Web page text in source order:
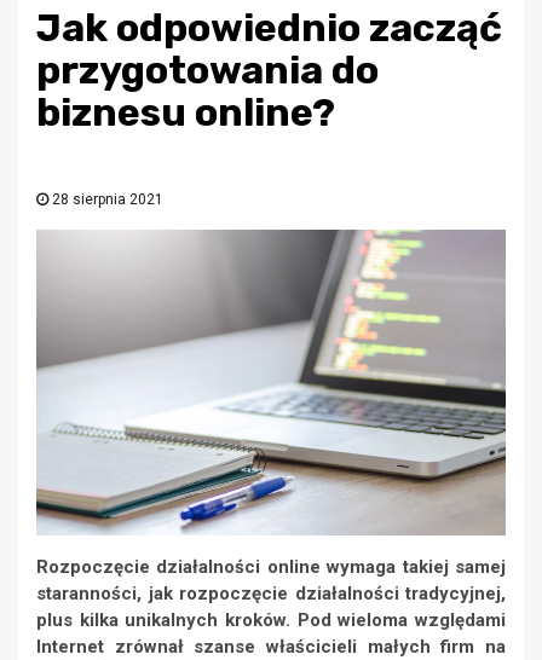
Jak odpowiednio zacząć
przygotowania do
biznesu online?
28 sierpnia 2021
Rozpoczęcie działalności online wymaga takiej samej
staranności, jak rozpoczęcie działalności tradycyjnej,
plus kilka unikalnych kroków. Pod wieloma względami
Internet zrównał szanse właścicieli małych firm na